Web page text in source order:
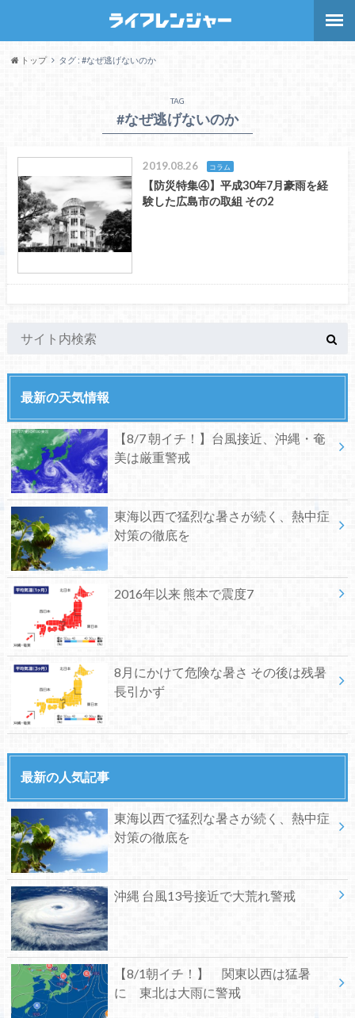
トップ タグ : #なぜ逃げないのか
TAG
#なぜ逃げないのか
2019.08.26 コラム
【防災特集④】平成30年7月豪雨を経
験した広島市の取組 その2
最新の天気情報
【8/7 朝イチ！】台風接近、沖縄・奄
美は厳重警戒
東海以西で猛烈な暑さが続く、熱中症
対策の徹底を
2016年以来 熊本で震度7
8月にかけて危険な暑さ その後は残暑
長引かず
最新の人気記事
東海以西で猛烈な暑さが続く、熱中症
対策の徹底を
沖縄 台風13号接近で大荒れ警戒
【8/1朝イチ！】 関東以西は猛暑
に 東北は大雨に警戒